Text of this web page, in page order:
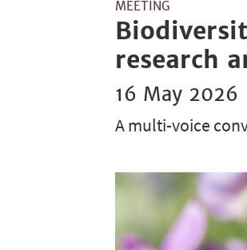
MEETING
research
16 May 2026
A multi-voice